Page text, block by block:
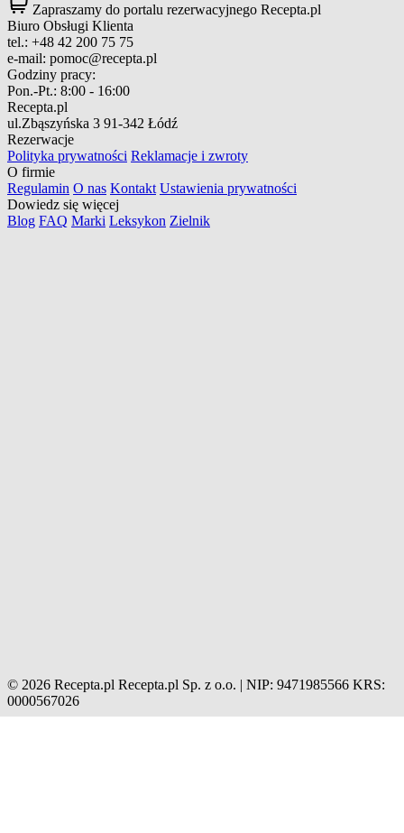
Zapraszamy do portalu rezerwacyjnego Recepta.pl
Biuro Obsługi Klienta
tel.: +48 42 200 75 75
e-mail: pomoc@recepta.pl
Godziny pracy:
Pon.-Pt.: 8:00 - 16:00
Recepta.pl
ul.Zbąszyńska 3 91-342 Łódź
Rezerwacje
Polityka prywatności Reklamacje i zwroty
O firmie
Regulamin O nas Kontakt Ustawienia prywatności
Dowiedz się więcej
Blog FAQ Marki Leksykon Zielnik
© 2026 Recepta.pl Recepta.pl Sp. z o.o. | NIP: 9471985566 KRS:
0000567026